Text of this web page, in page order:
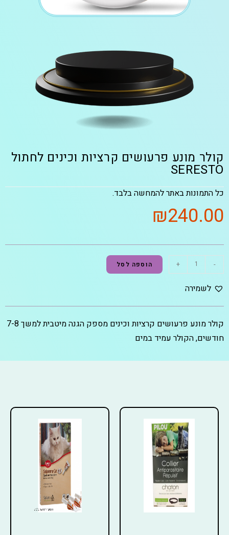
קולר מונע פרעושים קרציות וכינים לחתול
SERESTO
כל התמונות באתר להמחשה בלבד.
₪240.00
-
+ הוספה לסל
לשמירה
קולר מונע פרעושים קרציות וכינים מספק הגנה מיטבית למשך 7-8
חודשים, הקולר עמיד במים